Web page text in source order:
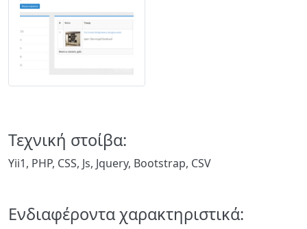
Τεχνική στοίβα:
Yii1, PHP, CSS, Js, Jquery, Bootstrap, CSV
Ενδιαφέροντα χαρακτηριστικά: